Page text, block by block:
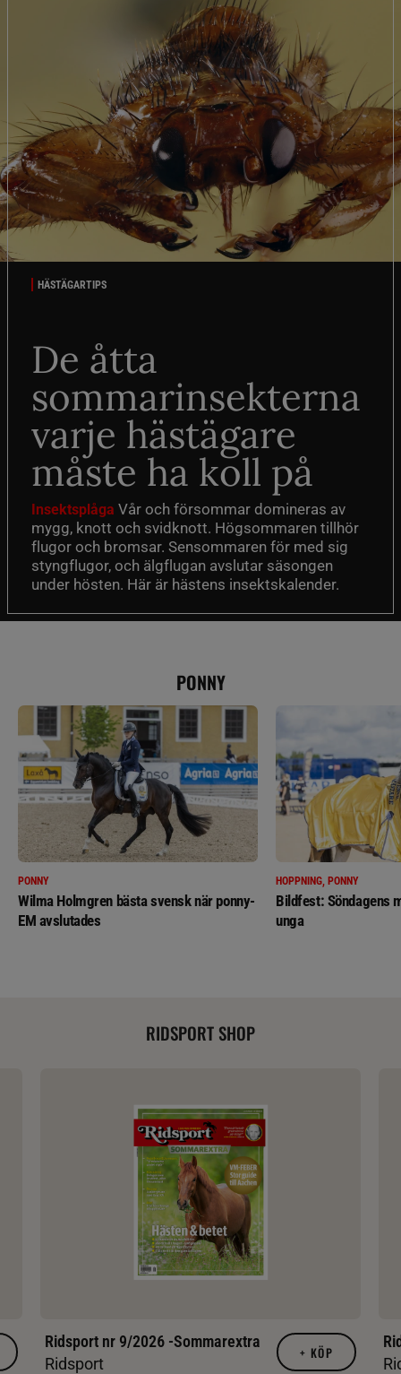
HÄSTÄGARTIPS
De åtta
sommarinsekterna
varje hästägare
måste ha koll på
Insektsplåga Vår och försommar domineras av
mygg, knott och svidknott. Högsommaren tillhör
flugor och bromsar. Sensommaren för med sig
styngflugor, och älgflugan avslutar säsongen
under hösten. Här är hästens insektskalender.
PONNY
PONNY
Wilma Holmgren bästa svensk när ponny-
EM avslutades
HOPPNING, PONNY
Bildfest: Söndagens
unga
RIDSPORT SHOP
Ridsport nr 9/2026 -Sommarextra
Ridsport
+ KÖP